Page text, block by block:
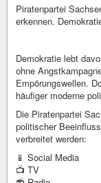
Piratenpartei
erkennen.
Demokratie lebt
ohne
Empörungswellen.
häufiger moderne
Die Piratenpartei
politischer
verbreitet werden:
📱 Social Media
📺 TV